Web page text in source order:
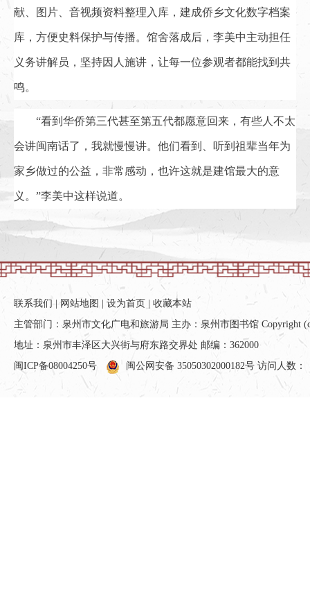
献、图片、音视频资料整理入库，建成侨乡文化数字档案
库，方便史料保护与传播。馆舍落成后，李美中主动担任
义务讲解员，坚持因人施讲，让每一位参观者都能找到共
鸣。
“看到华侨第三代甚至第五代都愿意回来，有些人不太
会讲闽南话了，我就慢慢讲。他们看到、听到祖辈当年为
家乡做过的公益，非常感动，也许这就是建馆最大的意
义。”李美中这样说道。
联系我们 网站地图 设为首页
收藏本站
主管部门：泉州市文化广电和旅游局 主办：泉州市图书馆 Copyright
地址：泉州市丰泽区大兴街与府东路交界处 邮编：362000
闽ICP备08004250号
闽公网安备 35050302000182号 访问人数：